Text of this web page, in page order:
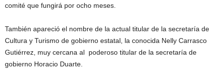
comité que fungirá por ocho meses.
También apareció el nombre de la actual titular de la secretaría de
Cultura y Turismo de gobierno estatal, la conocida Nelly Carrasco
Gutiérrez, muy cercana al poderoso titular de la secretaría de
gobierno Horacio Duarte.